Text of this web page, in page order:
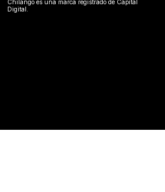
Chilango es una marca registrado de Capital
Digital.